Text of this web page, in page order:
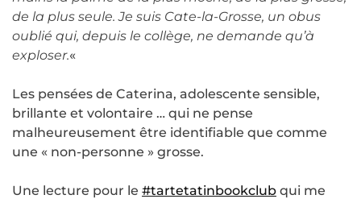
de la plus seule. Je suis Cate-la-Grosse, un obus
oublié qui, depuis le collège, ne demande qu’à
exploser.«
Les pensées de Caterina, adolescente sensible,
brillante et volontaire … qui ne pense
malheureusement être identifiable que comme
une « non-personne » grosse.
Une lecture pour le #tartetatinbookclub qui me